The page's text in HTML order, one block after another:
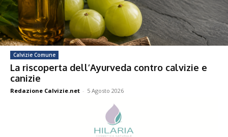
Calvizie Comune
La riscoperta dell’Ayurveda contro calvizie e
canizie
Redazione Calvizie.net - 5 Agosto 2026